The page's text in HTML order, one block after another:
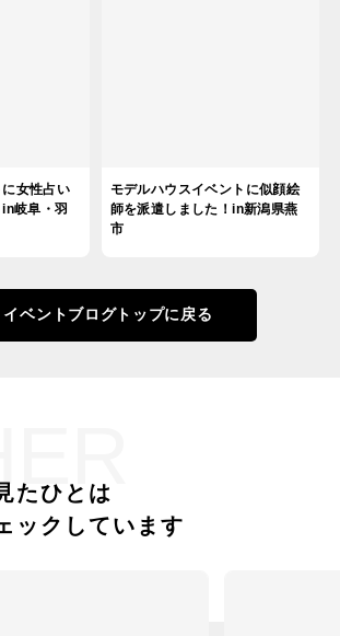
女性占い
岐阜・羽
モデルハウスイベントに似顔絵
師を派遣しました！in新潟県燕
市
イベントブログトップに戻る
たひとは
ックしています